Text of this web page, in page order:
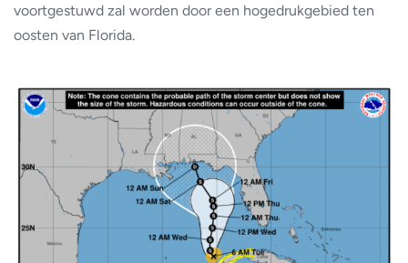
voortgestuwd zal worden door een hogedrukgebied ten
oosten van Florida.